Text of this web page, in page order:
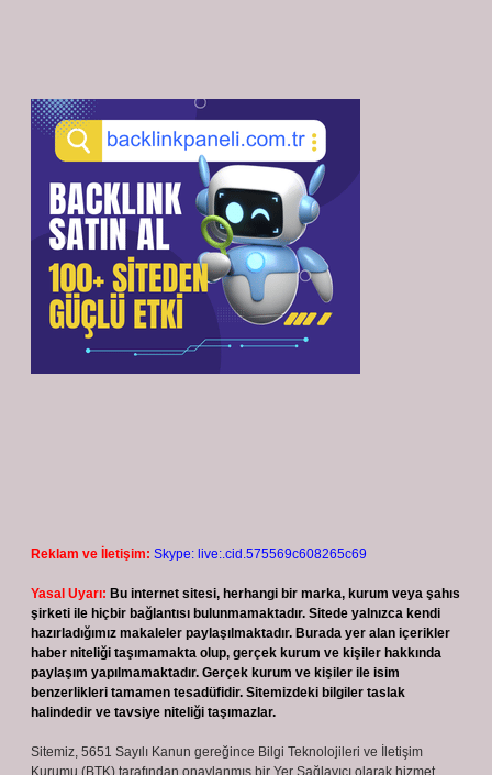
Reklam ve İletişim: Skype: live:.cid.575569c608265c69
Yasal Uyarı: Bu internet sitesi, herhangi bir marka, kurum veya şahıs
şirketi ile hiçbir bağlantısı bulunmamaktadır. Sitede yalnızca kendi
hazırladığımız makaleler paylaşılmaktadır. Burada yer alan içerikler
haber niteliği taşımamakta olup, gerçek kurum ve kişiler hakkında
paylaşım yapılmamaktadır. Gerçek kurum ve kişiler ile isim
benzerlikleri tamamen tesadüfidir. Sitemizdeki bilgiler taslak
halindedir ve tavsiye niteliği taşımazlar.
Sitemiz, 5651 Sayılı Kanun gereğince Bilgi Teknolojileri ve İletişim
Kurumu (BTK) tarafından onaylanmış bir Yer Sağlayıcı olarak hizmet